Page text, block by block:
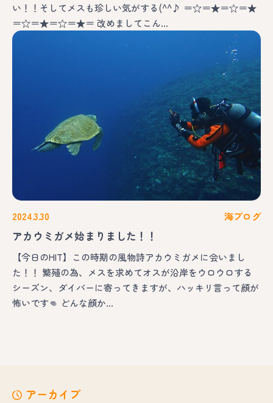
い！！そしてメスも珍しい気がする(^^♪ ＝☆＝★＝☆＝★
＝☆＝★＝☆＝★＝ 改めましてこん…
2024.3.30 海ブログ
アカウミガメ始まりました！！
【今日のHIT】この時期の風物詩アカウミガメに会いまし
た！！ 繁殖の為、メスを求めてオスが沿岸をウロウロする
シーズン、ダイバーに寄ってきますが、ハッキリ言って顔が
怖いです👊 どんな顔か…
アーカイブ